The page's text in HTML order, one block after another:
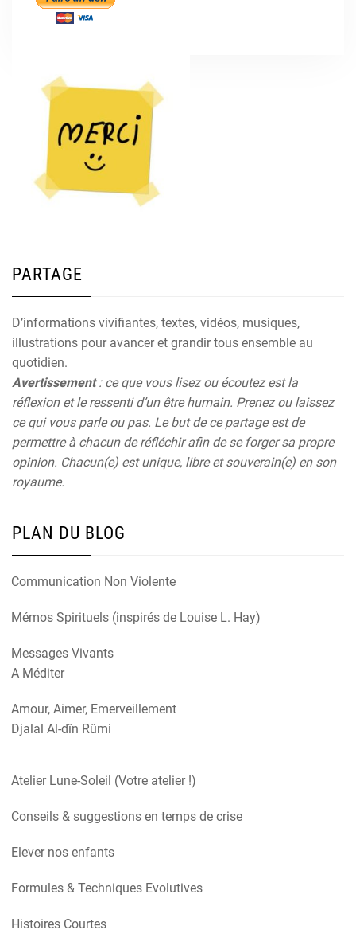
PARTAGE
D’informations vivifiantes, textes, vidéos, musiques,
illustrations pour avancer et grandir tous ensemble au
quotidien.
Avertissement: ce que vous lisez ou écoutez est la
réflexion et le ressenti d’un être humain. Prenez ou laissez
ce qui vous parle ou pas. Le but de ce partage est de
permettre à chacun de réfléchir afin de se forger sa propre
opinion. Chacun(e) est unique, libre et souverain(e) en son
royaume.
PLAN DU BLOG
Communication Non Violente
Mémos Spirituels (inspirés de Louise L. Hay)
Messages Vivants
A Méditer
Amour, Aimer, Emerveillement
Djalal Al-dîn Rûmi
Atelier Lune-Soleil (Votre atelier !)
Conseils & suggestions en temps de crise
Elever nos enfants
Formules & Techniques Evolutives
Histoires Courtes